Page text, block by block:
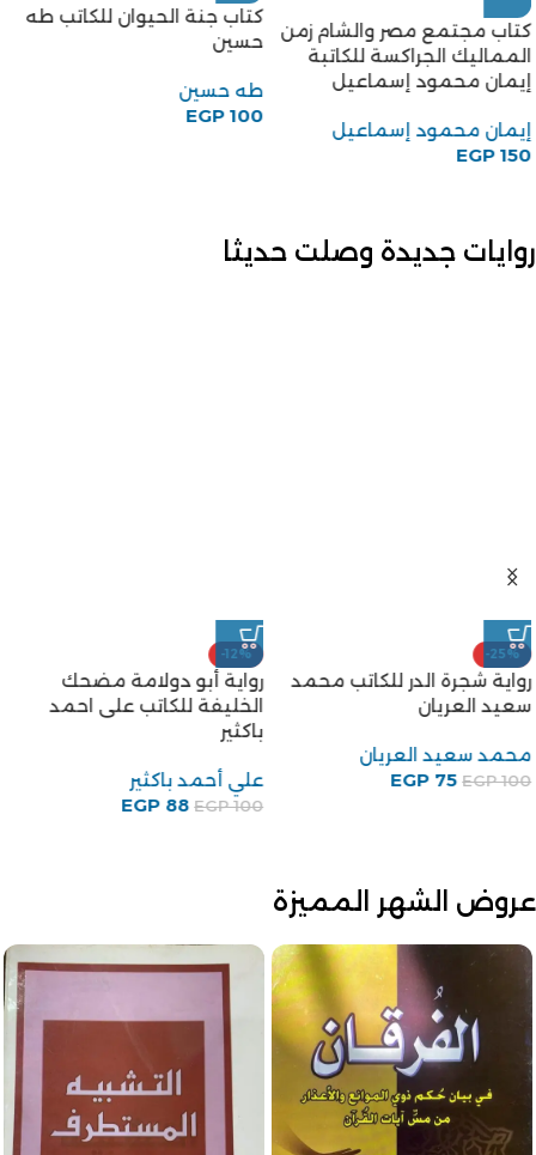
كتاب مجتمع مصر والشام زمن
المماليك الجراكسة للكاتبة
إيمان محمود إسماعيل
إيمان محمود إسماعيل
EGP 150
كتاب جنة الحيوان للكاتب طه
حسين
طه حسين
EGP 100
روايات جديدة وصلت حديثا
-25%
رواية شجرة الدر للكاتب محمد
سعيد العريان
محمد سعيد العريان
EGP100
EGP 75
-12%
رواية أبو دولامة مضحك
الخليفة للكاتب على احمد
باكثير
علي أحمد باكثير
EGP100
EGP 88
عروض الشهر المميزة